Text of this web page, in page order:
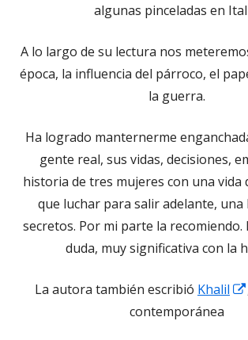
algunas pinceladas en
A lo largo de su lectura nos
época, la influencia del párroco, el
la guerra.
Ha logrado manternerme
gente real, sus vidas, decisiones,
historia de tres mujeres con una vida
que luchar para salir adelante,
secretos. Por mi parte la recomiendo.
duda, muy significativa con la
La autora también escribió Khalil
contemporánea